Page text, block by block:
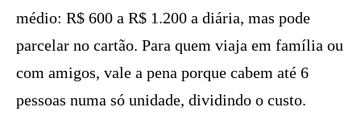
médio: R$ 600 a R$ 1.200 a diária, mas pode
parcelar no cartão. Para quem viaja em família ou
com amigos, vale a pena porque cabem até 6
pessoas numa só unidade, dividindo o custo.